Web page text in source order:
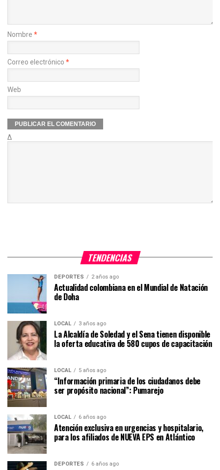
Nombre *
Correo electrónico *
Web
Δ
TENDENCIAS
DEPORTES 2 años ago
Actualidad colombiana en el Mundial de Natación
de Doha
LOCAL 3 años ago
La Alcaldía de Soledad y el Sena tienen disponible
la oferta educativa de 580 cupos de capacitación
LOCAL 5 años ago
“Información primaria de los ciudadanos debe
ser propósito nacional”: Pumarejo
LOCAL 6 años ago
Atención exclusiva en urgencias y hospitalario,
para los afiliados de NUEVA EPS en Atlántico
DEPORTES 6 años ago